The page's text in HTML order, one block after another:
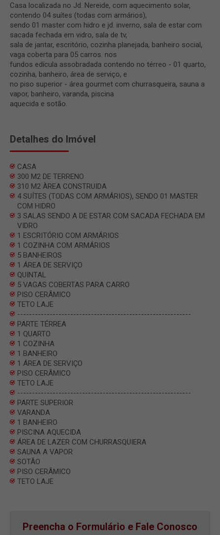
Casa localizada no Jd. Nereide, com aquecimento solar,
contendo 04 suítes (todas com armários),
sendo 01 master com hidro e jd. inverno, sala de estar com
sacada fechada em vidro, sala de tv,
sala de jantar, escritório, cozinha planejada, banheiro social,
vaga coberta para 05 carros. nos
fundos edícula assobradada contendo no térreo - 01 quarto,
cozinha, banheiro, área de serviço, e
no piso superior - área gourmet com churrasqueira, sauna a
vapor, banheiro, varanda, piscina
aquecida e sotão.
Detalhes do Imóvel
CASA
300 M2 DE TERRENO
310 M2 ÀREA CONSTRUIDA
4 SUÍTES (TODAS COM ARMÁRIOS), SENDO 01 MASTER
COM HIDRO
3 SALAS SENDO A DE ESTAR COM SACADA FECHADA EM
VIDRO
1 ESCRITÓRIO COM ARMÁRIOS
1 COZINHA COM ARMÁRIOS
5 BANHEIROS
1 ÁREA DE SERVIÇO
QUINTAL
5 VAGAS COBERTAS PARA CARRO
PISO CERÂMICO
TETO LAJE
-----------------------------------------------------------
PARTE TÉRREA
1 QUARTO
1 COZINHA
1 BANHEIRO
1 ÁREA DE SERVIÇO
PISO CERÂMICO
TETO LAJE
-----------------------------------------------------------
PARTE SUPERIOR
VARANDA
1 BANHEIRO
PISCINA AQUECIDA
ÁREA DE LAZER COM CHURRASQUIERA
SAUNA A VAPOR
SOTÃO
PISO CERÂMICO
TETO LAJE
Preencha o Formulário e Fale Conosco